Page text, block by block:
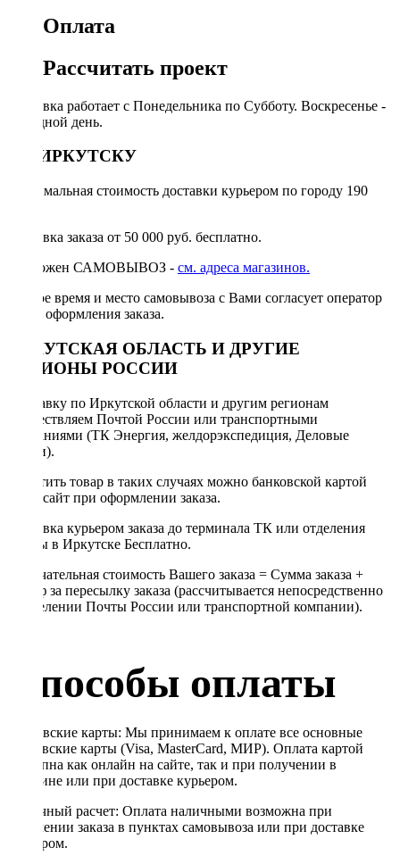
Оплата
Рассчитать проект
Доставка работает с Понедельника по Субботу. Воскресенье -
выходной день.
ПО ИРКУТСКУ
Минимальная стоимость доставки курьером по городу 190
Доставка заказа от 50 000 руб. бесплатно.
Возможен САМОВЫВОЗ - см. адреса магазинов.
Точное время и место самовывоза с Вами согласует оператор
после оформления заказа.
ИРКУТСКАЯ ОБЛАСТЬ И ДРУГИЕ
РЕГИОНЫ РОССИИ
Отправку по Иркутской области и другим регионам
осуществляем Почтой России или транспортными
компаниями (ТК Энергия, желдорэкспедиция, Деловые
линии).
Оплатить товар в таких случаях можно банковской картой
через сайт при оформлении заказа.
Доставка курьером заказа до терминала ТК или отделения
Почты в Иркутске Бесплатно.
Окончательная стоимость Вашего заказа = Сумма заказа +
Тариф за пересылку заказа (рассчитывается непосредственно
в отделении Почты России или транспортной компании).
Способы оплаты
Банковские карты: Мы принимаем к оплате все основные
банковские карты (Visa, MasterCard, МИР). Оплата картой
доступна как онлайн на сайте, так и при получении в
магазине или при доставке курьером.
Наличный расчет: Оплата наличными возможна при
получении заказа в пунктах самовывоза или при доставке
курьером.